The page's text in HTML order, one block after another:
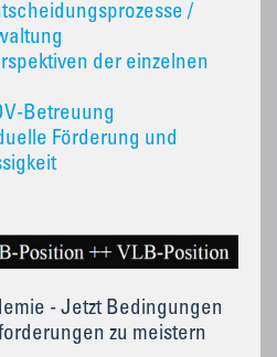
/
der einzelnen
Betreuung
Förderung und
- Jetzt Bedingungen
zu meistern